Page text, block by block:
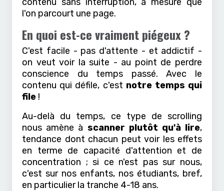
l'on parcourt une page.
En quoi est-ce vraiment piégeux ?
C'est facile - pas d'attente - et addictif -
on veut voir la suite - au point de perdre
conscience du temps passé. Avec le
contenu qui défile, c'est notre temps qui
file !
Au-delà du temps, ce type de scrolling
nous amène à scanner plutôt qu'à lire,
tendance dont chacun peut voir les effets
en terme de capacité d'attention et de
concentration ; si ce n'est pas sur nous,
c'est sur nos enfants, nos étudiants, bref,
en particulier la tranche 4-18 ans.